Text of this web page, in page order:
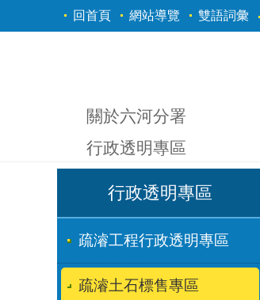
跳到主要內容區塊
回首頁 網站導覽 雙語詞彙
關於六河分署
行政透明專區
行政透明專區
疏濬工程行政透明專區
疏濬土石標售專區